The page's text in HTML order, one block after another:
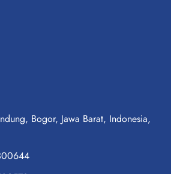
Bogor, Jawa Barat, Indonesia,